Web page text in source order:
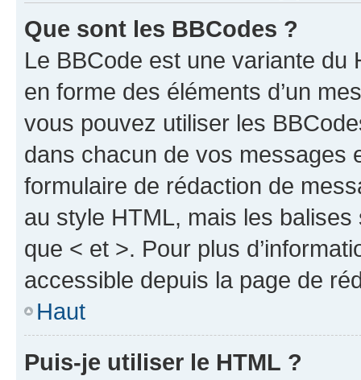
Que sont les BBCodes ?
Le BBCode est une variante du
en forme des éléments d’un
vous pouvez utiliser les
dans chacun de vos messages
formulaire de rédaction de
au style HTML, mais les
que < et >. Pour plus
accessible depuis la page de
Haut
Puis-je utiliser le HTML ?